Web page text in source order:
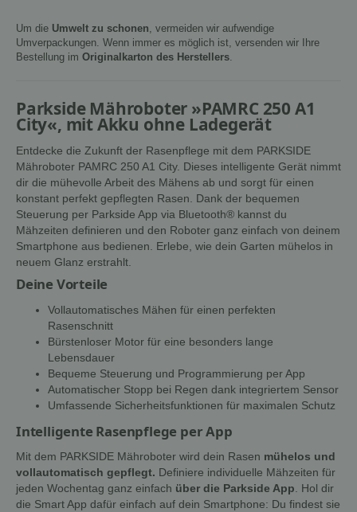
Um die Umwelt zu schonen , vermeiden wir aufwendige
Umverpackungen. Wenn immer es möglich ist, versenden wir Ihre
Bestellung im Originalkarton des Herstellers
Parkside Mähroboter »PAMRC 250 A1
City«, mit Akku ohne Ladegerät
Entdecke die Zukunft der Rasenpflege mit dem PARKSIDE
Mähroboter PAMRC 250 A1 City. Dieses intelligente Gerät nimmt
dir die mühevolle Arbeit des Mähens ab und sorgt für einen
konstant perfekt gepflegten Rasen. Dank der bequemen
Steuerung per Parkside App via Bluetooth® kannst du
Mähzeiten definieren und den Roboter ganz einfach von deinem
Smartphone aus bedienen. Erlebe, wie dein Garten mühelos in
neuem Glanz erstrahlt.
Deine Vorteile
Vollautomatisches Mähen für einen perfekten
Rasenschnitt
Bürstenloser Motor für eine besonders lange
Lebensdauer
Bequeme Steuerung und Programmierung per App
Automatischer Stopp bei Regen dank integriertem Sensor
Umfassende Sicherheitsfunktionen für maximalen Schutz
Intelligente Rasenpflege per App
Mit dem PARKSIDE Mähroboter wird dein Rasen mühelos und
vollautomatisch gepflegt. Definiere individuelle Mähzeiten für
jeden Wochentag ganz einfach über die Parkside App. Hol dir
die Smart App dafür einfach auf dein Smartphone: Du findest sie